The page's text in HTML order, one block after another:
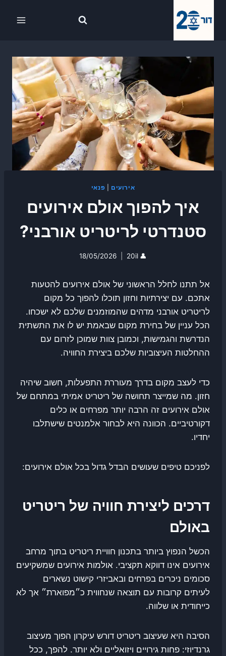
אירועים פנאי
איך להפוך אולם אירועים
סטנדרטי לריטריט אורבני?
👤
20il
18/05/2026
אל תתנו לחלל הראשוני של אולם אירועים להטעות
אתכם. עם יצירתיות וחזון תוכלו להפוך כל מקום
לריטריט אורבני מדהים שהמוזמנים שלכם לא ישכחו.
הכל עניין של בחירת מקום שבאמת יש לו את התשתית
הנדרשת והגמישות, וכמובן צוות שמוכן לזרום עם
ההחלטות העיצוביות שלכם ביצירת החוויה.
כדי לעצב מקום בדרך מעוררת התפעלות, חשוב שיהיה
חזון. מה שמייצר תחושה של ריטריט אמיתי במתחם של
אולם אירועים זה הרבה יותר מפרחים או כלים
דקורטיביים. הכוונה היא לבחור אלמנטים שישתלבו
יחדיו.
לפניכם טיפים שעושים הבדל גדול בכל אולם אירועים:
דרכים ליצירת חוויה של ריטריט
באולם
הכשל הנפוץ ביותר בתכנון חוויית ריטריט בתוך מרחב
אירועים אינו דווקא תקציבי. אולמות אירועים שמשקיעים
סכומים ניכרים בפרחים ובאביזרי קישוט נשארים
לעיתים קרובות עם תוצאה שנחווית כ״מפוארת״ אך לא
כייחודית או שלווה.
הסיבה היא שעיצוב ריטריט דורש עיקרון הפוך מעיצוב
גרנדיוזי: פחות גירויים ויזואליים ולא יותר. להפך, ככל